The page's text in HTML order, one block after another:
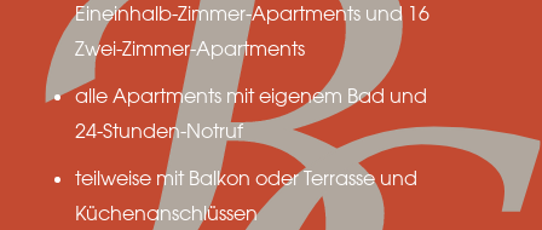
Eineinhalb-Zimmer-Apartments und 16
Zwei-Zimmer-Apartments
alle Apartments mit eigenem Bad und
24-Stunden-Notruf
teilweise mit Balkon oder Terrasse und
Küchenanschlüssen